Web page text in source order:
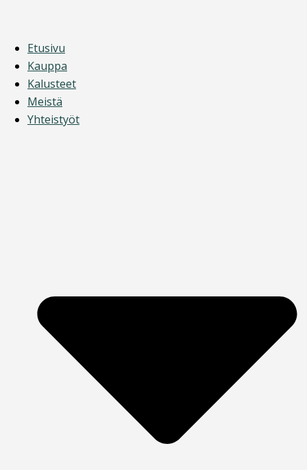
Etusivu
Kauppa
Kalusteet
Meistä
Yhteistyöt